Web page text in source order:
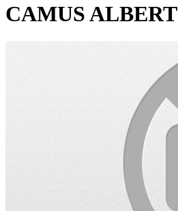
CAMUS ALBERT